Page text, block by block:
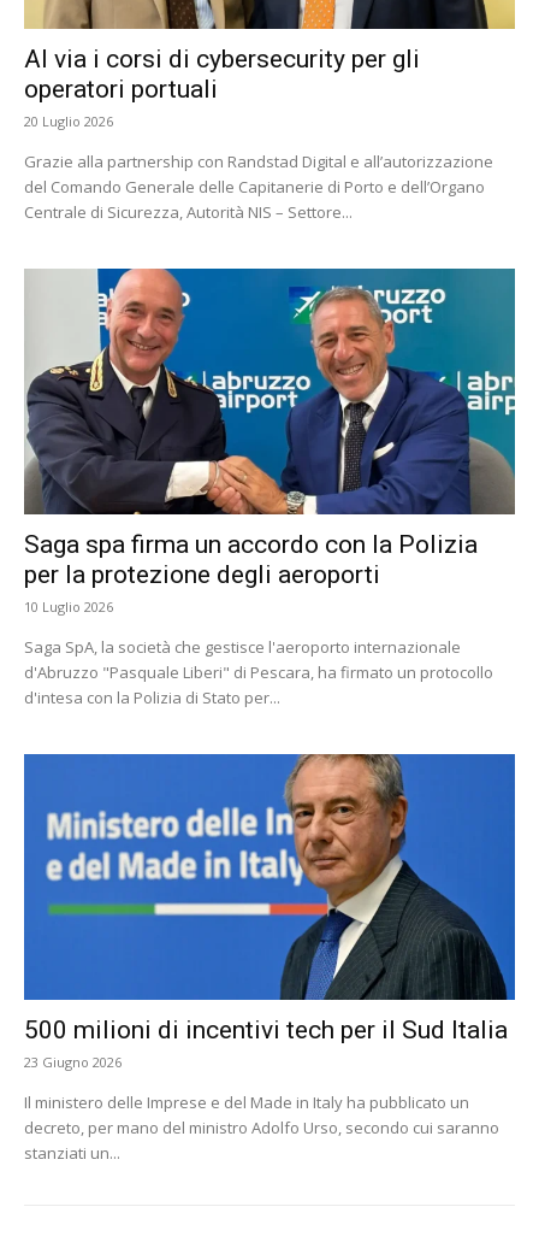
Al via i corsi di cybersecurity per gli
operatori portuali
20 Luglio 2026
Grazie alla partnership con Randstad Digital e all’autorizzazione
del Comando Generale delle Capitanerie di Porto e dell’Organo
Centrale di Sicurezza, Autorità NIS – Settore...
Saga spa firma un accordo con la Polizia
per la protezione degli aeroporti
10 Luglio 2026
Saga SpA, la società che gestisce l'aeroporto internazionale
d'Abruzzo "Pasquale Liberi" di Pescara, ha firmato un protocollo
d'intesa con la Polizia di Stato per...
500 milioni di incentivi tech per il Sud Italia
23 Giugno 2026
Il ministero delle Imprese e del Made in Italy ha pubblicato un
decreto, per mano del ministro Adolfo Urso, secondo cui saranno
stanziati un...